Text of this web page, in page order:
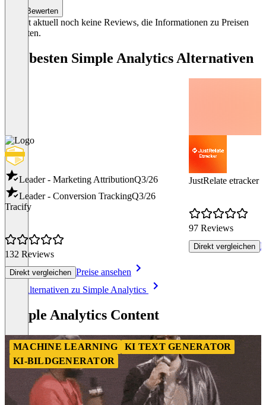
Bewerten
Es gibt aktuell noch keine Reviews, die Informationen zu Preisen
enthalten.
Die besten Simple Analytics Alternativen
Leader - Marketing AttributionQ3/26
Leader - Conversion TrackingQ3/26
Tracify
132 Reviews
Direkt vergleichen Preise ansehen
JustRelate etracker
97 Reviews
Direkt vergleichen
Alle Alternativen zu Simple Analytics
Simple Analytics Content
MACHINE LEARNING
KI TEXT GENERATOR
KI-BILDGENERATOR